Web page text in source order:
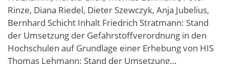
Rinze, Diana Riedel, Dieter Szewczyk, Anja Jubelius,
Bernhard Schicht Inhalt Friedrich Stratmann: Stand
der Umsetzung der Gefahrstoffverordnung in den
Hochschulen auf Grundlage einer Erhebung von HIS
Thomas Lehmann: Stand der Umsetzung…